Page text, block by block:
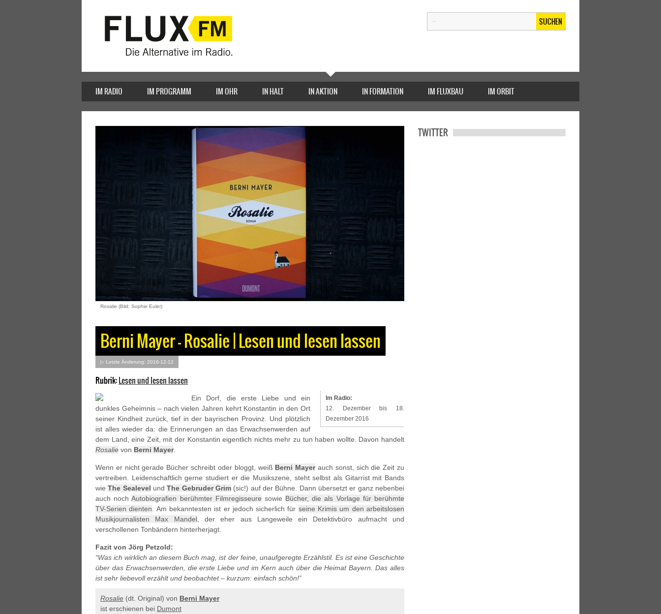
SUCHEN
IM RADIO IM PROGRAMM IM OHR IN HALT IN AKTION IN FORMATION IM FLUXBAU IM ORBIT
Rosalie (Bild: Sophie Euler)
Berni Mayer – Rosalie | Lesen und lesen lassen
▷ Letzte Änderung: 2016-12-12
Rubrik:Lesen und lesen lassen
Im Radio:
12. Dezember bis 18.
Dezember 2016
Ein Dorf, die erste Liebe und ein
dunkles Geheimnis – nach vielen Jahren kehrt Konstantin in den Ort
seiner Kindheit zurück, tief in der bayrischen Provinz. Und plötzlich
ist alles wieder da: die Erinnerungen an das Erwachsenwerden auf
dem Land, eine Zeit, mit der Konstantin eigentlich nichts mehr zu tun haben wollte. Davon handelt
Rosalie von Berni Mayer.
Wenn er nicht gerade Bücher schreibt oder bloggt, weiß Berni Mayerauch sonst, sich die Zeit zu
vertreiben. Leidenschaftlich gerne studiert er die Musikszene, steht selbst als Gitarrist mit Bands
wieThe Sealevel undThe Gebruder Grim (sic!) auf der Bühne. Dann übersetzt er ganz nebenbei
auch nochAutobiografien berühmter Filmregisseure sowie Bücher, die als Vorlage für berühmte
TV-Serien dienten . Am bekanntesten ist er jedoch sicherlich für seine Krimis um den arbeitslosen
Musikjournalisten Max Mandel, der eher aus Langeweile ein Detektivbüro aufmacht und
verschollenen Tonbändern hinterherjagt.
Fazit von Jörg Petzold:
“Was ich wirklich an diesem Buch mag, ist der feine, unaufgeregte Erzählstil. Es ist eine Geschichte
über das Erwachsenwerden, die erste Liebe und im Kern auch über die Heimat Bayern. Das alles
ist sehr liebevoll erzählt und beobachtet – kurzum: einfach schön!”
Rosalie (dt. Original) von Berni Mayer
ist erschienen bei Dumont
TWITTER